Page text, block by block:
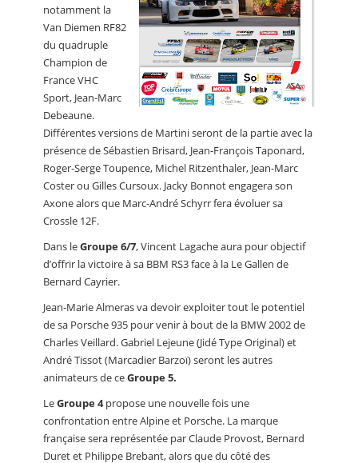
notamment la
Van Diemen RF82
du quadruple
Champion de
France VHC
Sport, Jean-Marc
Debeaune.
Différentes versions de Martini seront de la partie avec la
présence de Sébastien Brisard, Jean-François Taponard,
Roger-Serge Toupence, Michel Ritzenthaler, Jean-Marc
Coster ou Gilles Cursoux. Jacky Bonnot engagera son
Axone alors que Marc-André Schyrr fera évoluer sa
Crossle 12F.
Dans leGroupe 6/7, Vincent Lagache aura pour objectif
d’offrir la victoire à sa BBM RS3 face à la Le Gallen de
Bernard Cayrier.
Jean-Marie Almeras va devoir exploiter tout le potentiel
de sa Porsche 935 pour venir à bout de la BMW 2002 de
Charles Veillard. Gabriel Lejeune (Jidé Type Original) et
André Tissot (Marcadier Barzoï) seront les autres
animateurs de ceGroupe 5.
LeGroupe 4propose une nouvelle fois une
confrontation entre Alpine et Porsche. La marque
française sera représentée par Claude Provost, Bernard
Duret et Philippe Brebant, alors que du côté des